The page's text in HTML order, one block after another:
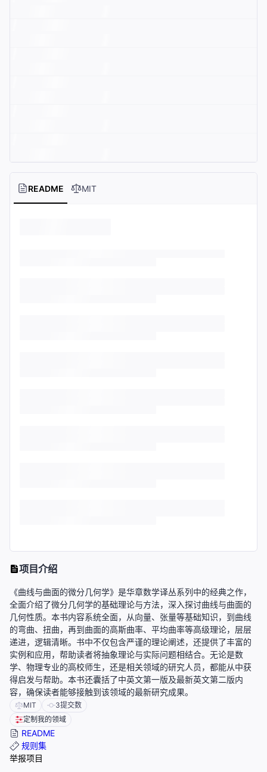
README MIT
项目介绍
《曲线与曲面的微分几何学》是华章数学译丛系列中的经典之作，
全面介绍了微分几何学的基础理论与方法，深入探讨曲线与曲面的
几何性质。本书内容系统全面，从向量、张量等基础知识，到曲线
的弯曲、扭曲，再到曲面的高斯曲率、平均曲率等高级理论，层层
递进，逻辑清晰。书中不仅包含严谨的理论阐述，还提供了丰富的
实例和应用，帮助读者将抽象理论与实际问题相结合。无论是数
学、物理专业的高校师生，还是相关领域的研究人员，都能从中获
得启发与帮助。本书还囊括了中英文第一版及最新英文第二版内
容，确保读者能够接触到该领域的最新研究成果。
MIT 3提交数
定制我的领域
README
规则集
举报项目